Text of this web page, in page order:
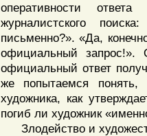
оперативности
журналистского
письменно?». «Да,
официальный
официальный ответ
же попытаемся
художника, как
погиб ли художник
Злодейство и